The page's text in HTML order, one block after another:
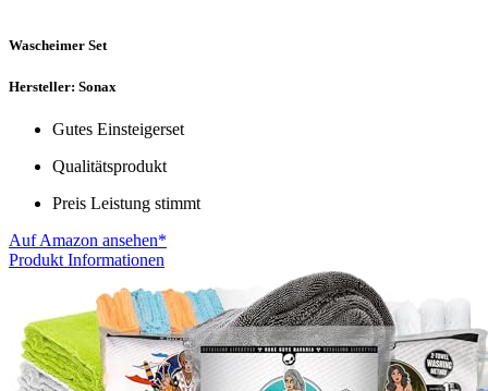
Wascheimer Set
Hersteller: Sonax
Gutes Einsteigerset
Qualitätsprodukt
Preis Leistung stimmt
Auf Amazon ansehen*
Produkt Informationen